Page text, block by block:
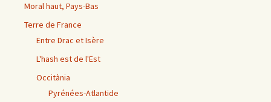
Moral haut, Pays-Bas
Terre de France
Entre Drac et Isère
L'hash est de l'Est
Occitània
Pyrénées-Atlantide